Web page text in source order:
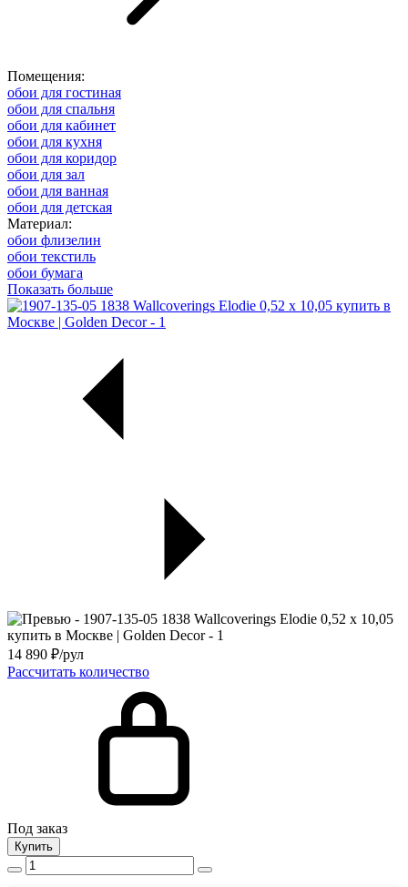
Помещения:
обои для гостиная
обои для спальня
обои для кабинет
обои для кухня
обои для коридор
обои для зал
обои для ванная
обои для детская
Материал:
обои флизелин
обои текстиль
обои бумага
Показать больше
14 890 ₽/рул
Рассчитать количество
Под заказ
Купить